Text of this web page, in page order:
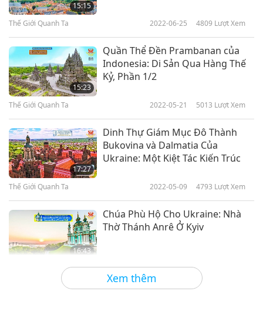
Xem thêm
15:15
Thế Giới Quanh Ta 2022-06-25 4809 Lượt Xem
15:23
Quần Thể Đền Prambanan của
Indonesia: Di Sản Qua Hàng Thế
Kỷ, Phần 1/2
Thế Giới Quanh Ta 2022-05-21 5013 Lượt Xem
17:27
Dinh Thự Giám Mục Đô Thành
Bukovina và Dalmatia Của
Ukraine: Một Kiệt Tác Kiến Trúc
Thế Giới Quanh Ta 2022-05-09 4793 Lượt Xem
16:43
Chúa Phù Hộ Cho Ukraine: Nhà
Thờ Thánh Anrê Ở Kyiv
Thế Giới Quanh Ta 2022-03-23 5018